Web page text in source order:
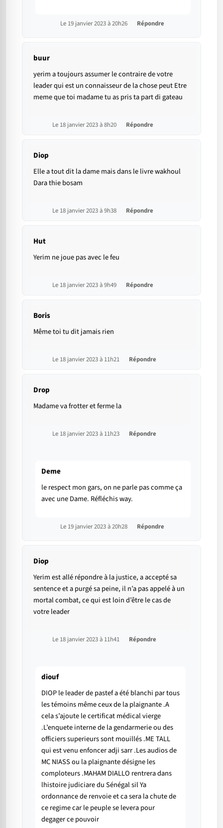
Le 19 janvier 2023 à 20h26 Répondre
buur
yerim a toujours assumer le contraire de votre
leader qui est un connaisseur de la chose peut Etre
meme que toi madame tu as pris ta part di gateau
Le 18 janvier 2023 à 8h20 Répondre
Diop
Elle a tout dit la dame mais dans le livre wakhoul
Dara thie bosam
Le 18 janvier 2023 à 9h38 Répondre
Hut
Yerim ne joue pas avec le feu
Le 18 janvier 2023 à 9h49 Répondre
Boris
Même toi tu dit jamais rien
Le 18 janvier 2023 à 11h21 Répondre
Drop
Madame va frotter et ferme la
Le 18 janvier 2023 à 11h23 Répondre
Deme
le respect mon gars, on ne parle pas comme ça
avec une Dame. Réfléchis way.
Le 19 janvier 2023 à 20h28 Répondre
Diop
Yerim est allé répondre à la justice, a accepté sa
sentence et a purgé sa peine, il n’a pas appelé à un
mortal combat, ce qui est loin d’être le cas de
votre leader
Le 18 janvier 2023 à 11h41 Répondre
diouf
DIOP le leader de pastef a été blanchi par tous
les témoins même ceux de la plaignante .A
cela s’ajoute le certificat médical vierge
.L’enquete interne de la gendarmerie ou des
officiers superieurs sont mouillés .ME TALL
qui est venu enfoncer adji sarr .Les audios de
MC NIASS ou la plaignante désigne les
comploteurs .MAHAM DIALLO rentrera dans
lhistoire judiciare du Sénégal sil Ya
ordonnance de renvoie et ca sera la chute de
ce regime car le peuple se levera pour
degager ce pouvoir